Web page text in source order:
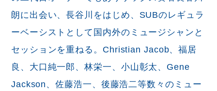
朗に出会い、長谷川をはじめ、SUBのレギュラ
ーベーシストとして国内外のミュージシャンと
セッションを重ねる。Christian Jacob、福居
良、大口純一郎、林栄一、小山彰太、Gene
Jackson、佐藤浩一、後藤浩二等数々のミュー